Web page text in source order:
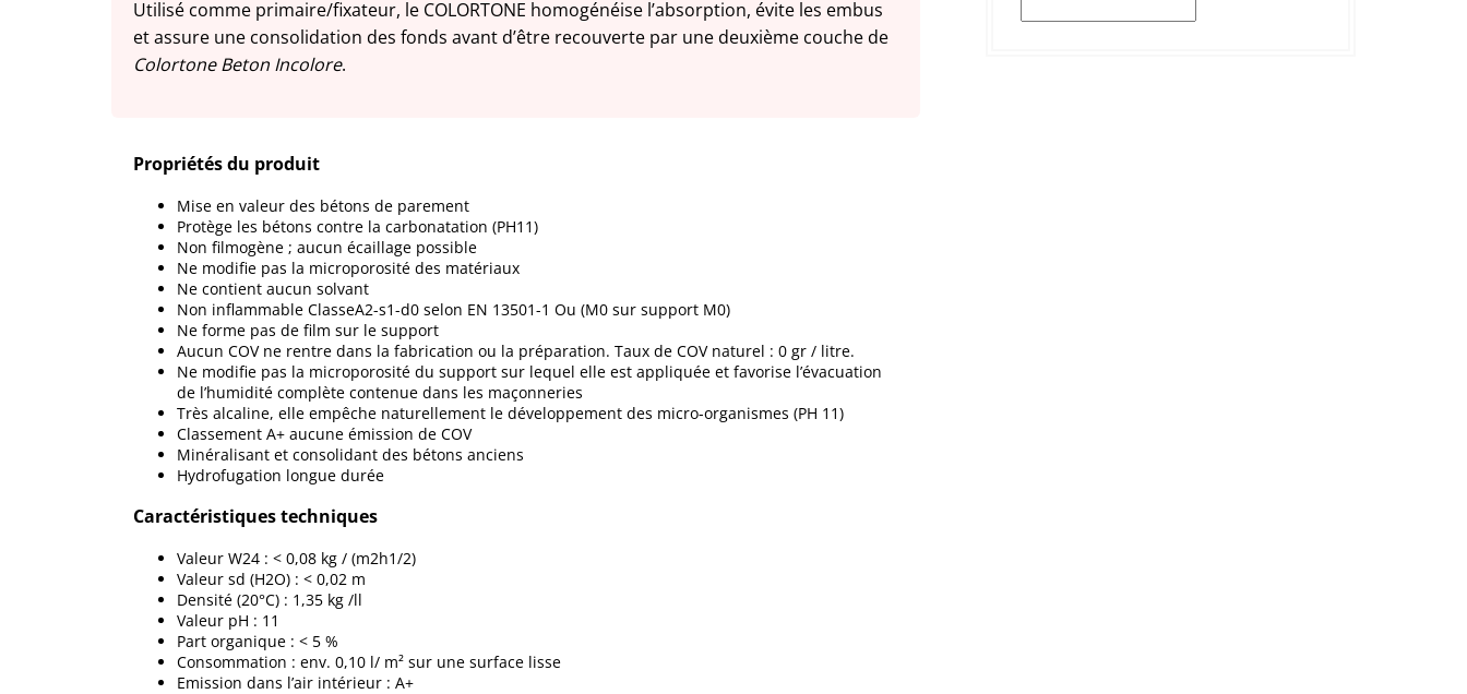
Utilisé comme primaire/fixateur, le COLORTONE homogénéise l’absorption, évite les embus
et assure une consolidation des fonds avant d’être recouverte par une deuxième couche de
Colortone Beton Incolore.
Propriétés du produit
Mise en valeur des bétons de parement
Protège les bétons contre la carbonatation (PH11)
Non filmogène ; aucun écaillage possible
Ne modifie pas la microporosité des matériaux
Ne contient aucun solvant
Non inflammable ClasseA2-s1-d0 selon EN 13501-1 Ou (M0 sur support M0)
Ne forme pas de film sur le support
Aucun COV ne rentre dans la fabrication ou la préparation. Taux de COV naturel : 0 gr / litre.
Ne modifie pas la microporosité du support sur lequel elle est appliquée et favorise l’évacuation
de l’humidité complète contenue dans les maçonneries
Très alcaline, elle empêche naturellement le développement des micro-organismes (PH 11)
Classement A+ aucune émission de COV
Minéralisant et consolidant des bétons anciens
Hydrofugation longue durée
Caractéristiques techniques
Valeur W24 : < 0,08 kg / (m2h1/2)
Valeur sd (H2O) : < 0,02 m
Densité (20°C) : 1,35 kg /ll
Valeur pH : 11
Part organique : < 5 %
Consommation : env. 0,10 l/ m² sur une surface lisse
Emission dans l’air intérieur : A+